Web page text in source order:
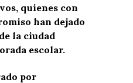
quienes con
han dejado
la ciudad
escolar.
por